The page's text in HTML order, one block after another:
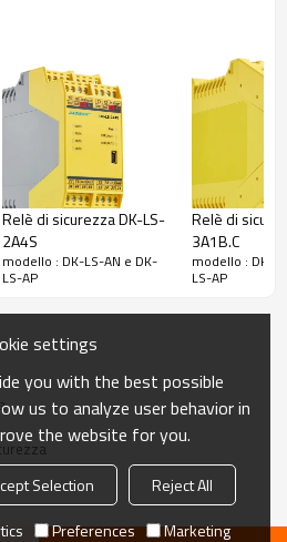
CC
CA / 1500 VA
CA
su tutti i contatti di uscita di
Relè di sicurezza DK-LS-
2A4S
modello : DK-LS-AN e DK-
LS-AP
Relè di
3A1B.C
modello : DK-
LS-AP
settings
you with the best possible
us to analyze user behavior in
the website for you.
Selection
Reject All
Preferences Marketing